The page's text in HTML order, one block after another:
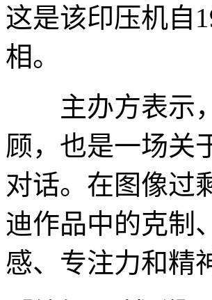
这是该印压机自
相。
主办方表示，
顾，也是一场关
对话。在图像过
迪作品中的克制
感、专注力和精